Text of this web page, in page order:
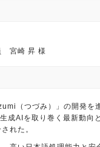
宮崎 昇 様
（つづみ）」の開発を
成AIを取り巻く最新動向
れた。